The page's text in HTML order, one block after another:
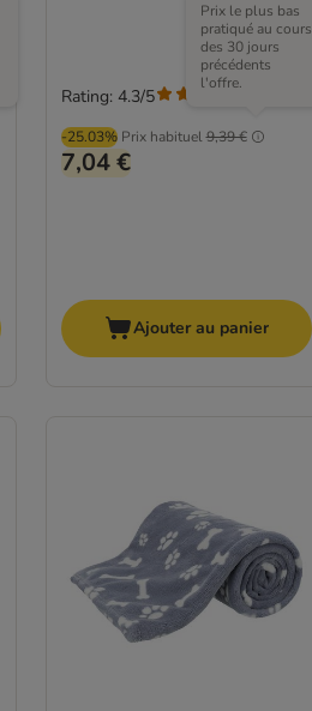
-25.03% Prix habituel9,39 €
Prix le plus bas
pratiqué au cours
des 30 jours
précédents
l'offre.
7,04 €
Rating: 4.3/5
Ajouter au panier